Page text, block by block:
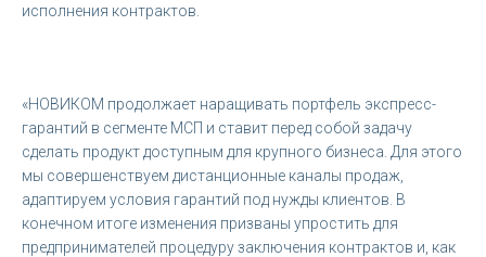
исполнения контрактов.
«НОВИКОМ продолжает наращивать портфель экспресс-
гарантий в сегменте МСП и ставит перед собой задачу
сделать продукт доступным для крупного бизнеса. Для этого
мы совершенствуем дистанционные каналы продаж,
адаптируем условия гарантий под нужды клиентов. В
конечном итоге изменения призваны упростить для
предпринимателей процедуру заключения контрактов и, как